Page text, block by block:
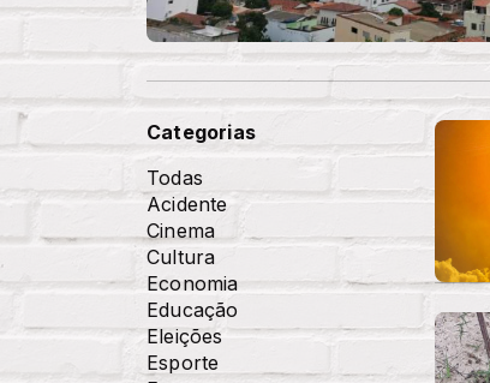
Categorias
Todas
Acidente
Cinema
Cultura
Economia
Educação
Eleições
Esporte